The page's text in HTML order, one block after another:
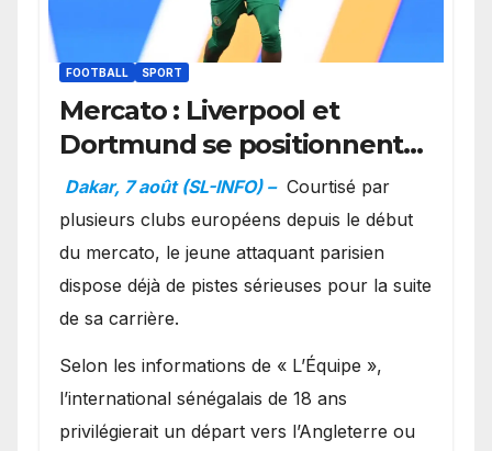
FOOTBALL SPORT
Mercato : Liverpool et
Dortmund se positionnent
en favoris pour recruter
Ibrahim Mbaye
Dakar, 7 août (SL-INFO) – Courtisé par
plusieurs clubs européens depuis le début
du mercato, le jeune attaquant parisien
dispose déjà de pistes sérieuses pour la suite
de sa carrière.
Selon les informations de « L’Équipe »,
l’international sénégalais de 18 ans
privilégierait un départ vers l’Angleterre ou